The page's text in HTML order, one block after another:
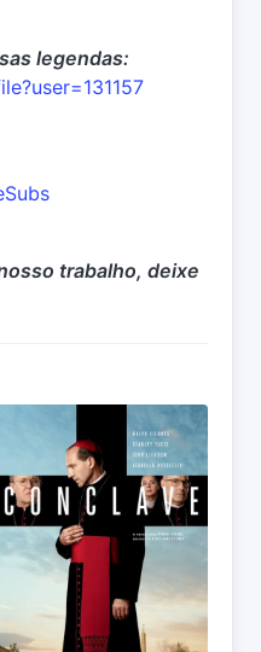
legendas:
trabalho, deixe